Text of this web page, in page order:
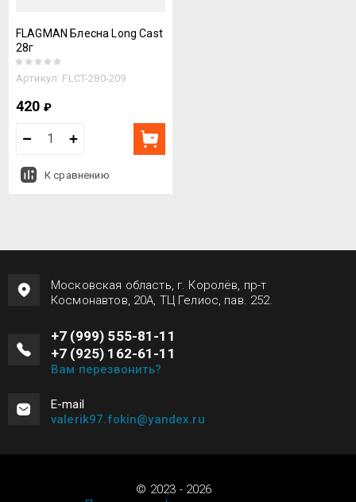
FLAGMAN Блесна Long Cast
28г
Артикул: FLCT-280-209
420 ₽
К сравнению
Московская область, г. Королёв, пр-т
Космонавтов, 20А, ТЦ Гелиос, пав. 252.
+7 (999) 555-81-11
+7 (925) 162-61-11
Вам перезвонить?
Е-mail
valerik97.fokin@yandex.ru
© 2023 - 2026